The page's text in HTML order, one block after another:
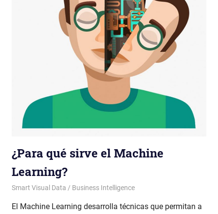
¿Para qué sirve el Machine
Learning?
admin
Smart Visual Data / Business Intelligence
El Machine Learning desarrolla técnicas que permitan a